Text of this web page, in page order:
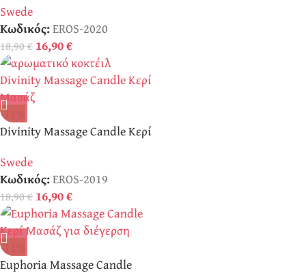
Swede
Κωδικός:EROS-2020
18,90€ 16,90€
-11%
Divinity Massage Candle Κερί
Swede
Κωδικός:EROS-2019
18,90€ 16,90€
-11%
Euphoria Massage Candle